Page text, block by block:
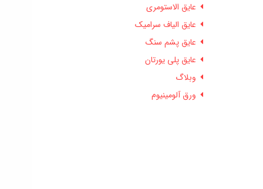
عایق الاستومری
عایق الیاف سرامیک
عایق پشم سنگ
عایق پلی یورتان
وبلاگ
ورق آلومینیوم